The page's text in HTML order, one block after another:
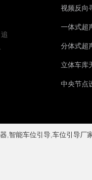
视频反向
一体式超
分体式超
立体车库
中央节点
智能车位引导 车位引导厂